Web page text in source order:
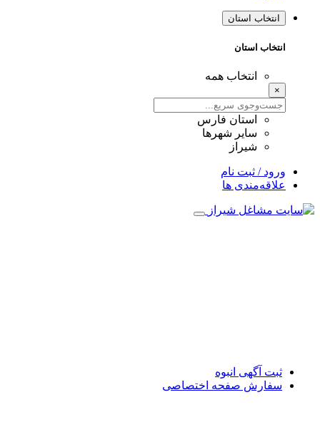
انتخاب استان
انتخاب استان
انتخاب همه
×
استان فارس
سایر شهرها
شیراز
ورود / ثبت نام
علاقه‌مندی ها
ثبت آگهی انبوه
سفارش صفحه اختصاصی